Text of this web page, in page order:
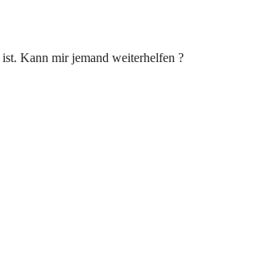
Kann mir jemand weiterhelfen ?